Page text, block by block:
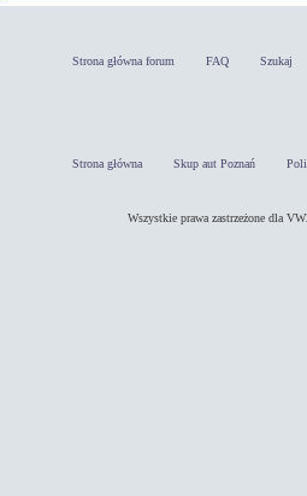
Strona główna forum FAQ Szukaj
Strona główna Skup aut Poznań
Wszystkie prawa zastrzeżone dla